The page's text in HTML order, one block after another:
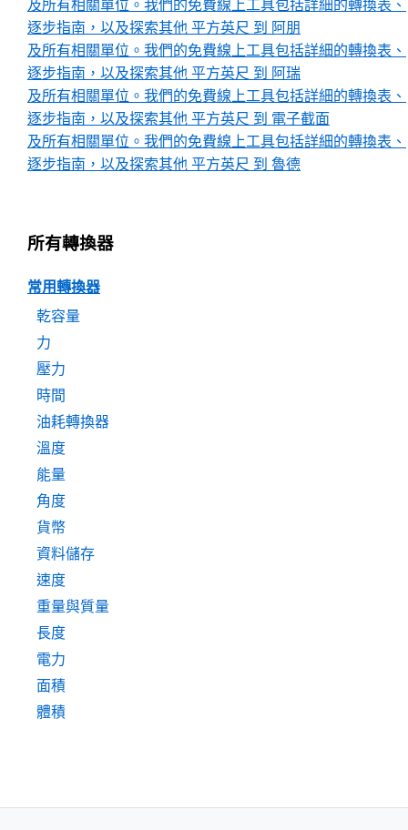
及所有相關單位。我們的免費線上工具包括詳細的轉換表、
逐步指南，以及探索其他 平方英尺 到 阿朋
及所有相關單位。我們的免費線上工具包括詳細的轉換表、
逐步指南，以及探索其他 平方英尺 到 阿瑞
及所有相關單位。我們的免費線上工具包括詳細的轉換表、
逐步指南，以及探索其他 平方英尺 到 電子截面
及所有相關單位。我們的免費線上工具包括詳細的轉換表、
逐步指南，以及探索其他 平方英尺 到 魯德
所有轉換器
常用轉換器
乾容量
力
壓力
時間
油耗轉換器
溫度
能量
角度
貨幣
資料儲存
速度
重量與質量
長度
電力
面積
體積